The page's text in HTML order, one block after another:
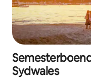
Sydwales